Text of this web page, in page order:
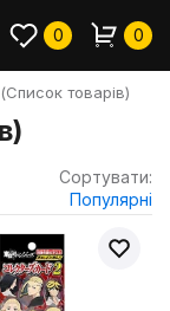
0 0
товарів)
Сортувати:
Популярні